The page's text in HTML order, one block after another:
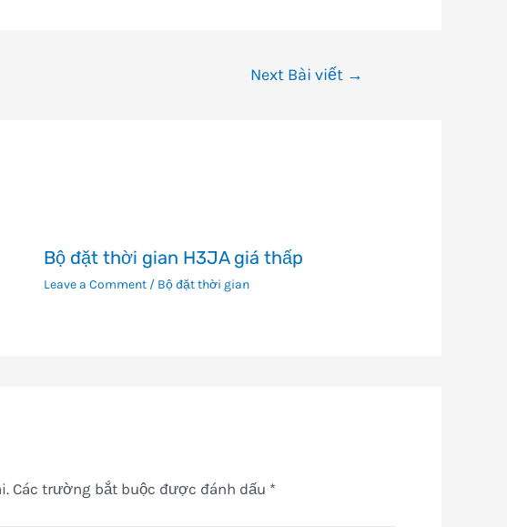
Next Bài viết →
Bộ đặt thời gian H3JA giá thấp
Leave a Comment / Bộ đặt thời gian
Các trường bắt buộc được đánh dấu *